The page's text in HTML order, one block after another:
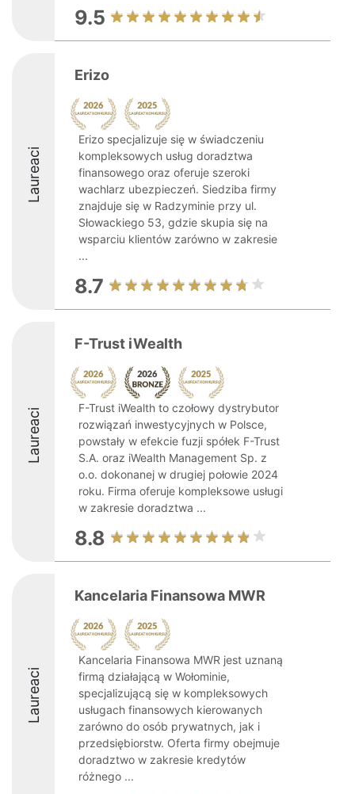
9.5
Laureaci
Erizo
Erizo specjalizuje się w świadczeniu
kompleksowych usług doradztwa
finansowego oraz oferuje szeroki
wachlarz ubezpieczeń. Siedziba firmy
znajduje się w Radzyminie przy ul.
Słowackiego 53, gdzie skupia się na
wsparciu klientów zarówno w zakresie
...
8.7
Laureaci
F-Trust iWealth
F-Trust iWealth to czołowy dystrybutor
rozwiązań inwestycyjnych w Polsce,
powstały w efekcie fuzji spółek F-Trust
S.A. oraz iWealth Management Sp. z
o.o. dokonanej w drugiej połowie 2024
roku. Firma oferuje kompleksowe usługi
w zakresie doradztwa ...
8.8
Laureaci
Kancelaria Finansowa MWR
Kancelaria Finansowa MWR jest uznaną
firmą działającą w Wołominie,
specjalizującą się w kompleksowych
usługach finansowych kierowanych
zarówno do osób prywatnych, jak i
przedsiębiorstw. Oferta firmy obejmuje
doradztwo w zakresie kredytów
różnego ...